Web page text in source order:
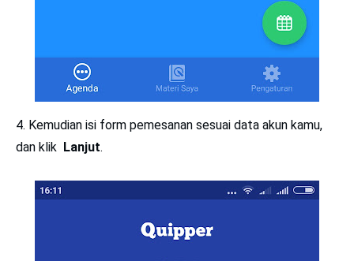
4. Kemudian isi form pemesanan sesuai data akun kamu,
dan klik Lanjut.